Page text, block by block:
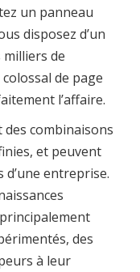
un panneau
disposez d’un
de
de page
l’affaire.
des combinaisons
et peuvent
entreprise.
des
à leur